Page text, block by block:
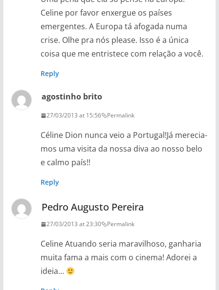
Celine por favor enxergue os países
emergentes. A Europa tá afogada numa
crise. Olhe pra nós please. Isso é a única
coisa que me entristece com relação a você.
Reply
agostinho brito
27/03/2013 at 15:56 Permalink
Céline Dion nunca veio a Portugal!Já merecia-
mos uma visita da nossa diva ao nosso belo
e calmo país!!
Reply
Pedro Augusto Pereira
27/03/2013 at 23:30 Permalink
Celine Atuando seria maravilhoso, ganharia
muita fama a mais com o cinema! Adorei a
ideia…